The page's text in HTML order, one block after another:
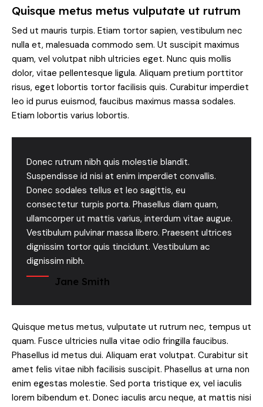
Quisque metus metus vulputate ut rutrum
Sed ut mauris turpis. Etiam tortor sapien, vestibulum nec
nulla et, malesuada commodo sem. Ut suscipit maximus
quam, vel volutpat nibh ultricies eget. Nunc quis mollis
dolor, vitae pellentesque ligula. Aliquam pretium porttitor
risus, eget lobortis tortor facilisis quis. Curabitur imperdiet
leo id purus euismod, faucibus maximus massa sodales.
Etiam lobortis varius lobortis.
Donec rutrum nibh quis molestie blandit.
Suspendisse id nisi at enim imperdiet convallis.
Donec sodales tellus et leo sagittis, eu
consectetur turpis porta. Phasellus diam quam,
ullamcorper ut mattis varius, interdum vitae augue.
Vestibulum pulvinar massa libero. Praesent ultrices
dignissim tortor quis tincidunt. Vestibulum ac
dignissim nibh.
Jane Smith
Quisque metus metus, vulputate ut rutrum nec, tempus ut
quam. Fusce ultricies nulla vitae odio fringilla faucibus.
Phasellus id metus dui. Aliquam erat volutpat. Curabitur sit
amet felis vitae nibh facilisis suscipit. Phasellus at urna non
enim egestas molestie. Sed porta tristique ex, vel iaculis
lorem bibendum et. Donec iaculis arcu neque, at mattis nisi